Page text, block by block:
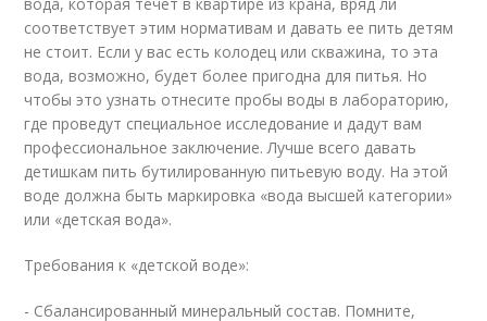
соответствует этим нормативам и давать ее пить детям
не стоит. Если у вас есть колодец или скважина, то эта
вода, возможно, будет более пригодна для питья. Но
чтобы это узнать отнесите пробы воды в лабораторию,
где проведут специальное исследование и дадут вам
профессиональное заключение. Лучше всего давать
детишкам пить бутилированную питьевую воду. На этой
воде должна быть маркировка «вода высшей категории»
или «детская вода».
Требования к «детской воде»:
- Сбалансированный минеральный состав. Помните,